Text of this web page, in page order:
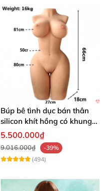
Búp bê tình dục bán thân
silicon khít hồng có khung
16kg
5.500.000₫
9.016.000₫
-39%
(494)